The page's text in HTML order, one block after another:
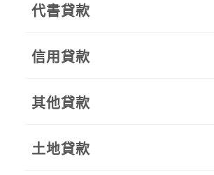
代書貸款
信用貸款
其他貸款
土地貸款